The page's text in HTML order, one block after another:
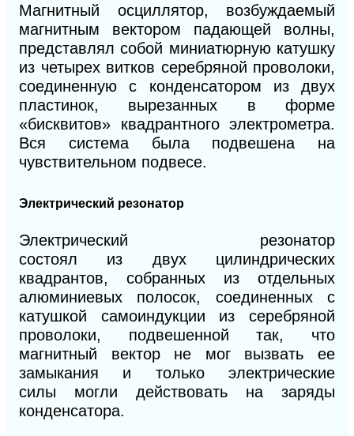
Магнитный осциллятор, возбуждаемый
магнитным вектором падающей волны,
представлял собой миниатюрную катушку
из четырех витков серебряной проволоки,
соединенную с конденсатором из двух
пластинок, вырезанных в форме
«бисквитов» квадрантного электрометра.
Вся система была подвешена на
чувствительном подвесе.
Электрический резонатор
Электрический резонатор
состоял из двух цилиндрических
квадрантов, собранных из отдельных
алюминиевых полосок, соединенных с
катушкой самоиндукции из серебряной
проволоки, подвешенной так, что
магнитный вектор не мог вызвать ее
замыкания и толькоэлектрические
силы могли действовать на заряды
конденсатора.